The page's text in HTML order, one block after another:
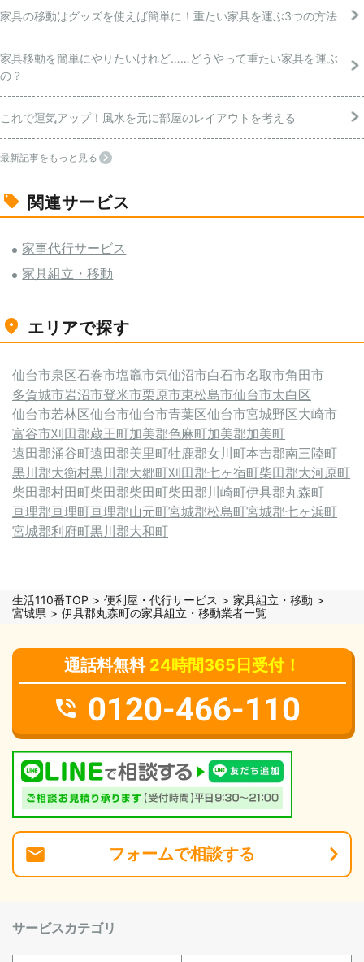
家具の移動はグッズを使えば簡単に！重たい家具を運ぶ3つの方法
家具移動を簡単にやりたいけれど……どうやって重たい家具を運ぶ
の？
これで運気アップ！風水を元に部屋のレイアウトを考える
最新記事をもっと見る
関連サービス
家事代行サービス
家具組立・移動
エリアで探す
仙台市泉区石巻市塩竈市気仙沼市白石市名取市角田市
多賀城市岩沼市登米市栗原市東松島市仙台市太白区
仙台市若林区仙台市仙台市青葉区仙台市宮城野区大崎市
富谷市刈田郡蔵王町加美郡色麻町加美郡加美町
遠田郡涌谷町遠田郡美里町牡鹿郡女川町本吉郡南三陸町
黒川郡大衡村黒川郡大郷町刈田郡七ヶ宿町柴田郡大河原町
柴田郡村田町柴田郡柴田町柴田郡川崎町伊具郡丸森町
亘理郡亘理町亘理郡山元町宮城郡松島町宮城郡七ヶ浜町
宮城郡利府町黒川郡大和町
生活110番TOP 便利屋・代行サービス
家具組立・移動
宮城県
伊具郡丸森町の家具組立・移動業者一覧
通話料無料 24時間365日受付！
0120-466-110
フォームで相談する
サービスカテゴリ